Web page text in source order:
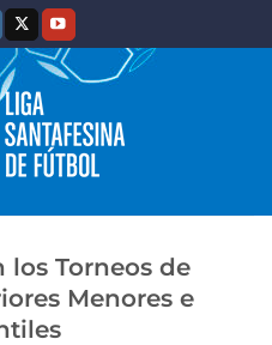
los Torneos de
Menores e